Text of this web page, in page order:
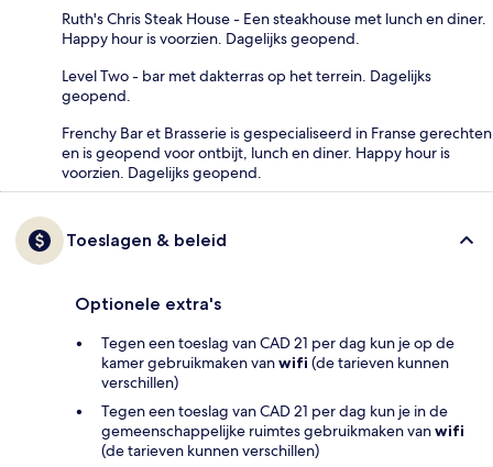
Ruth's Chris Steak House - Een steakhouse met lunch en diner.
Happy hour is voorzien. Dagelijks geopend.
Level Two - bar met dakterras op het terrein. Dagelijks
geopend.
Frenchy Bar et Brasserie is gespecialiseerd in Franse gerechten
en is geopend voor ontbijt, lunch en diner. Happy hour is
voorzien. Dagelijks geopend.
Toeslagen & beleid
Optionele extra's
Tegen een toeslag van CAD 21 per dag kun je op de
kamer gebruikmaken vanwifi (de tarieven kunnen
verschillen)
Tegen een toeslag van CAD 21 per dag kun je in de
gemeenschappelijke ruimtes gebruikmaken vanwifi
(de tarieven kunnen verschillen)